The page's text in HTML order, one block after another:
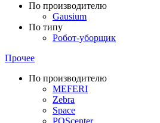
По производителю
Gausium
По типу
Робот-уборщик
Прочее
По производителю
MEFERI
Zebra
Space
POScenter